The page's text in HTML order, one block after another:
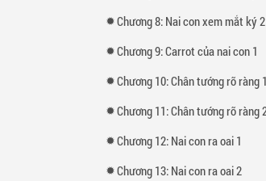
Chương 8: Nai con xem mắt ký 2
Chương 9: Carrot của nai con 1
Chương 10: Chân tướng rõ ràng 1
Chương 11: Chân tướng rõ ràng
Chương 12: Nai con ra oai 1
Chương 13: Nai con ra oai 2